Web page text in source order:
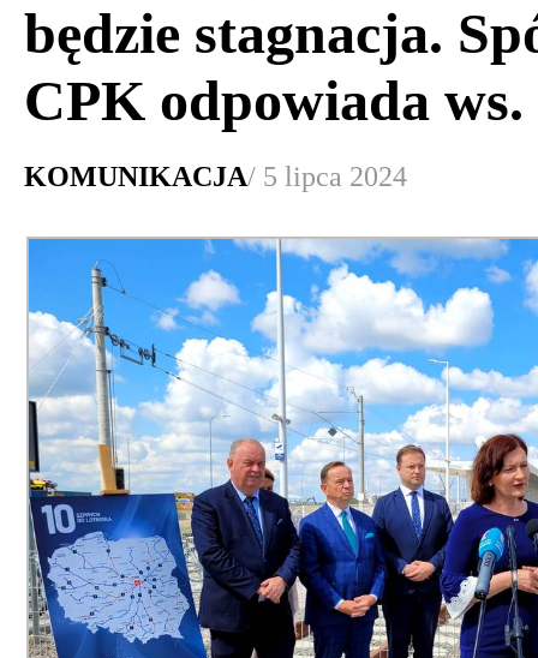
będzie stagnacja.
CPK odpowiada
KOMUNIKACJA/ 5 lipca 2024